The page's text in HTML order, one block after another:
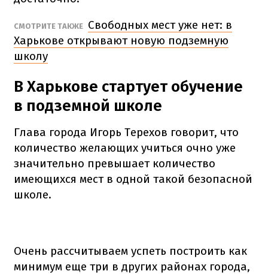
СМОТРИТЕ ТАКЖЕ Свободных мест уже нет: в
Харькове открывают новую подземную
школу
В Харькове стартует обучение
в подземной школе
Глава города Игорь Терехов говорит, что
количество желающих учиться очно уже
значительно превышает количество
имеющихся мест в одной такой безопасной
школе.
Очень рассчитываем успеть построить как
минимум еще три в других районах города,